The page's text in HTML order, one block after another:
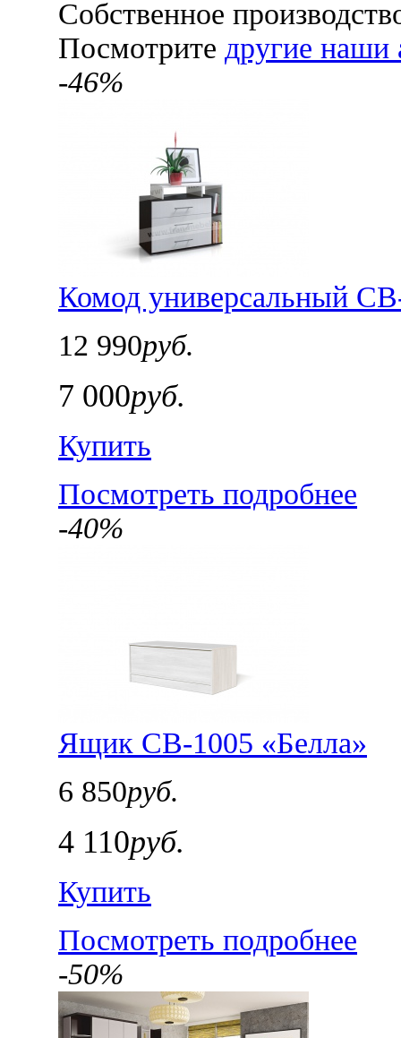
Собственное
Посмотрите другие наши
-46%
Комод универсальный
12 990руб.
7 000руб.
Купить
Посмотреть подробнее
-40%
Ящик СВ-1005 «Белла»
6 850руб.
4 110руб.
Купить
Посмотреть подробнее
-50%